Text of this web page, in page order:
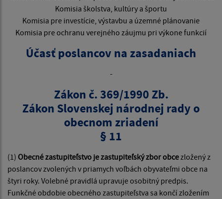
Komisia školstva, kultúry a športu
Komisia pre investície, výstavbu a územné plánovanie
Komisia pre ochranu verejného záujmu pri výkone funkcií
Účasť poslancov na zasadaniach
-
Zákon č. 369/1990 Zb.
Zákon Slovenskej národnej rady o
obecnom zriadení
§ 11
(1) Obecné zastupiteľstvo je zastupiteľský zbor obcezložený z
poslancov zvolených v priamych voľbách obyvateľmi obce na
štyri roky. Volebné pravidlá upravuje osobitný predpis.
Funkčné obdobie obecného zastupiteľstva sa končí zložením